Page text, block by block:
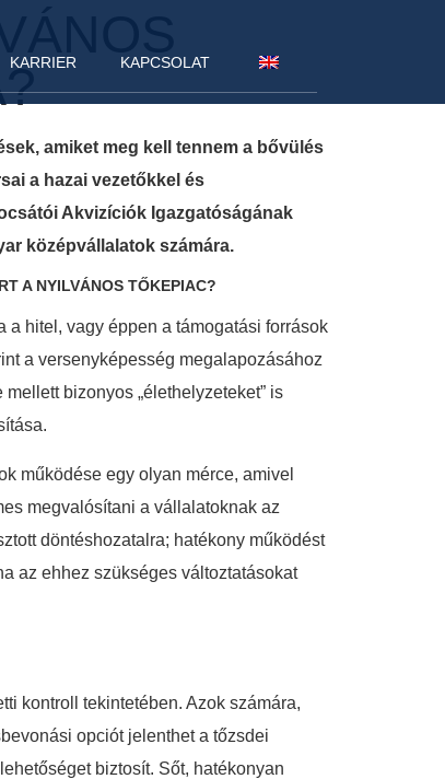
KARRIER KAPCSOLAT
amiket meg kell tennem a bővülés
a hazai vezetőkkel és
Akvizíciók Igazgatóságának
középvállalatok számára.
A NYILVÁNOS TŐKEPIAC?
hitel, vagy éppen a támogatási források
a versenyképesség megalapozásához
bizonyos „élethelyzeteket” is
működése egy olyan mérce, amivel
megvalósítani a vállalatoknak az
döntéshozatalra; hatékony működést
az ehhez szükséges változtatásokat
kontroll tekintetében. Azok számára,
opciót jelenthet a tőzsdei
biztosít. Sőt, hatékonyan